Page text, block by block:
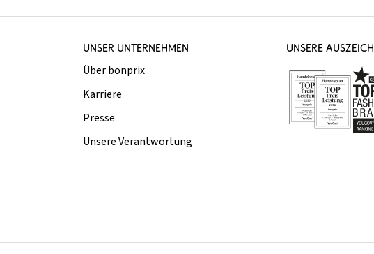
UNSER UNTERNEHMEN
Über bonprix
Karriere
Presse
Unsere Verantwortung
UNSERE